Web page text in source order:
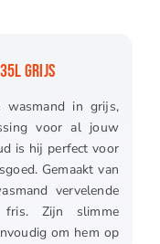
GRIJS
wasmand in grijs,
voor al jouw
is hij perfect voor
Gemaakt van
vervelende
Zijn slimme
om hem op